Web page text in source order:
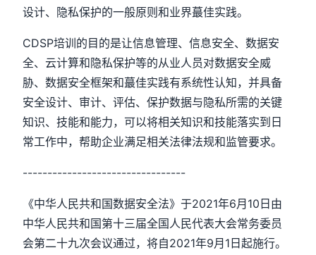
设计、隐私保护的一般原则和业界蕞佳实践。
CDSP培训的目的是让信息管理、信息安全、数据安
全、云计算和隐私保护等的从业人员对数据安全威
胁、数据安全框架和蕞佳实践有系统性认知，并具备
安全设计、审计、评估、保护数据与隐私所需的关键
知识、技能和能力，可以将相关知识和技能落实到日
常工作中，帮助企业满足相关法律法规和监管要求。
---------------------------------
《中华人民共和国数据安全法》于2021年6月10日由
中华人民共和国第十三届全国人民代表大会常务委员
会第二十九次会议通过，将自2021年9月1日起施行。